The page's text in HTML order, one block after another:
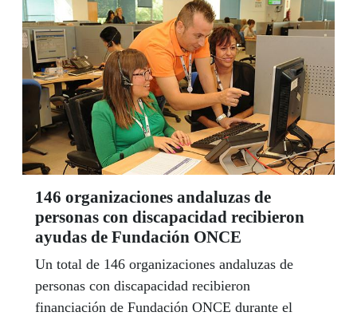
CERMI Andalucía y Juanma Moreno en el
encuentro que mantuvieron con motivo de la
celebración del Día Internacional de la
Discapacidad, en el que participó el delegado
territorial de la ONCE en Andalucía, Ceuta y
Melilla, Cristóbal Martínez.
146 organizaciones andaluzas de
personas con discapacidad recibieron
ayudas de Fundación ONCE
Un total de 146 organizaciones andaluzas de
personas con discapacidad recibieron
financiación de Fundación ONCE durante el